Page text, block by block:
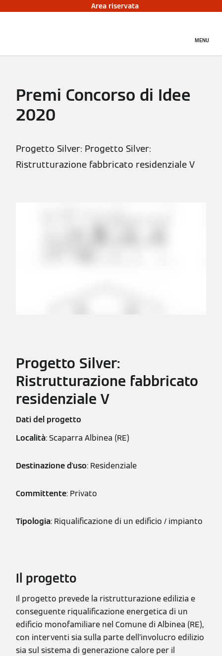
Area riservata
MENU
Premi Concorso di Idee
2020
Progetto Silver: Progetto Silver:
Ristrutturazione fabbricato residenziale V
Progetto Silver:
Ristrutturazione fabbricato
residenziale V
Dati del progetto
Località: Scaparra Albinea (RE)
Destinazione d'uso: Residenziale
Committente: Privato
Tipologia: Riqualificazione di un edificio / impianto
Il progetto
Il progetto prevede la ristrutturazione edilizia e
conseguente riqualificazione energetica di un
edificio monofamiliare nel Comune di Albinea (RE),
con interventi sia sulla parte dell’involucro edilizio
sia sul sistema di generazione calore per il